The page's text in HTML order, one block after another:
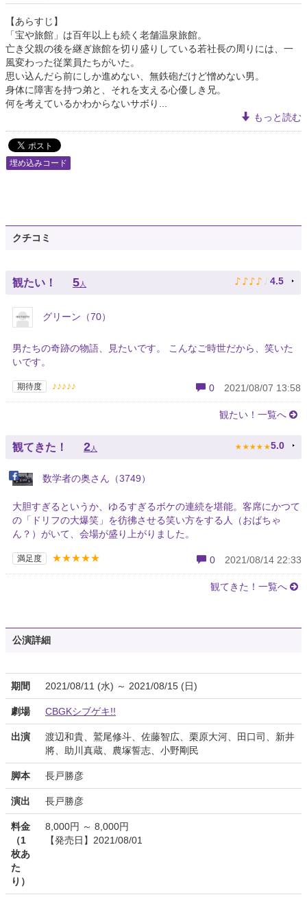
【あらすじ】
「宝や旅館」は百年以上も続く老舗温泉旅館。
亡き父親の後を継ぎ旅館を切り盛りしている若社長の周りには、一
風変わった従業員たちがいた。
思い込んだら前にしか進めない、無鉄砲だけど憎めない男。
身体に障害を持つ弟と、それを支える心優しき兄。
何を考えているかわからないサボり...
もっと読む
埋め込みコード
クチコミ
観たい！ 5人 ♪ ♪ ♪ ♪ ♪ 4.5
グリーン（70）
男たちの奇跡の物語、見たいです。 こんなご時世だから、笑いた
いです。
期待度 ♪♪♪♪♪ 0 2021/08/07 13:58
観たい！一覧へ
観てきた！ 2 人 ★ ★ ★ ★ ★ 5.0
数学者の奥さん（3749）
大胆すぎるというか、ゆるすぎるボケの連続を堪能。客席にかつて
の「ドリフの大爆笑」を彷彿させる笑い方をする人（おばちゃ
ん？）がいて、会場が盛り上がりました。
満足度 ★★★★★ 0 2021/08/14 22:33
観てきた！一覧へ
公演詳細
期間 2021/08/11 (水) ～ 2021/08/15 (日)
劇場 CBGKシブゲキ!!
出演
渡辺和貴、鷲尾修斗、佐藤智広、栗原大河、田口司、新井
將、助川真蔵、農塚誓志、小野剛民
脚本 長戸勝彦
演出 長戸勝彦
料金
（1
枚あ
た
り）
8,000円 ～ 8,000円
【発売日】2021/08/01